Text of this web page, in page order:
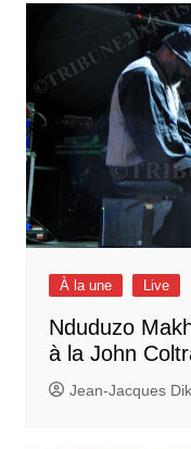
À la une Live
Nduduzo
à la John
Jean-Jacques